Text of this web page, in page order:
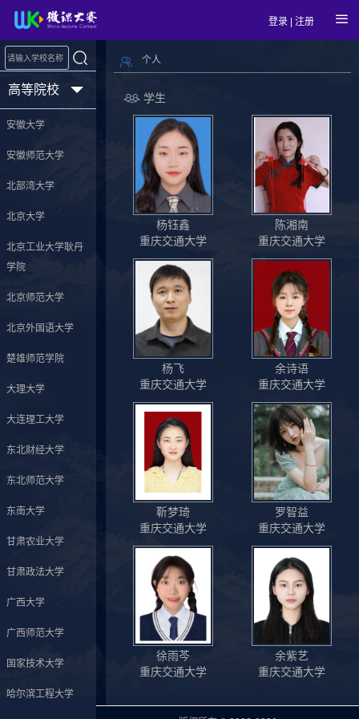
登录 |注册
高等院校
安徽大学
安徽师范大学
北部湾大学
北京大学
北京工业大学耿丹
学院
北京师范大学
北京外国语大学
楚雄师范学院
大理大学
大连理工大学
东北财经大学
东北师范大学
东南大学
甘肃农业大学
甘肃政法大学
广西大学
广西师范大学
国家技术大学
哈尔滨工程大学
个人
学生
杨钰鑫
重庆交通大学
陈湘南
重庆交通大学
杨飞
重庆交通大学
余诗语
重庆交通大学
靳梦琦
重庆交通大学
罗智益
重庆交通大学
徐雨芩
重庆交通大学
余紫艺
重庆交通大学